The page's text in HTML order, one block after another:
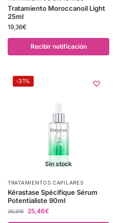
Tratamiento Moroccanoil Light
25ml
19,36€
Recibir notificación
-31%
Sin stock
TRATAMIENTOS CAPILARES
Kérastase Spécifique Sérum
Potentialiste 90ml
36,91€ 25,46€